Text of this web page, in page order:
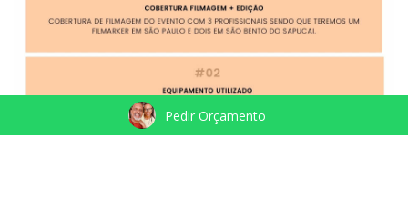
Pedir Orçamento